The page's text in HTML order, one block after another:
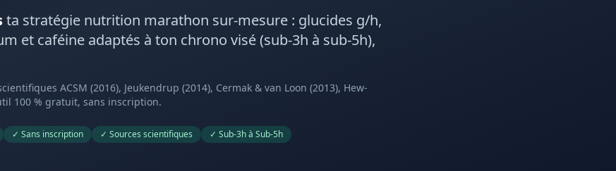
ta stratégie nutrition marathon sur-mesure : glucides g/h,
et caféine adaptés à ton chrono visé (sub-3h à sub-5h),
ACSM (2016), Jeukendrup (2014), Cermak & van Loon (2013), Hew-
100 % gratuit, sans inscription.
✓ Sans inscription ✓ Sources scientifiques ✓ Sub-3h à Sub-5h